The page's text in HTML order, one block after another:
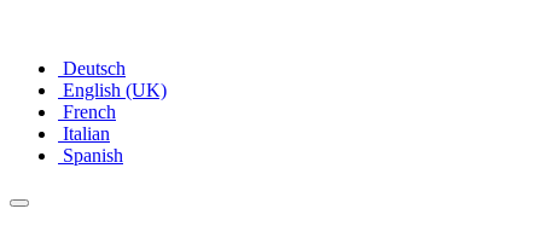
Deutsch
English (UK)
French
Italian
Spanish